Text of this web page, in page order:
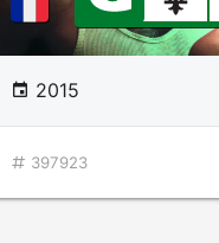
2015
397923